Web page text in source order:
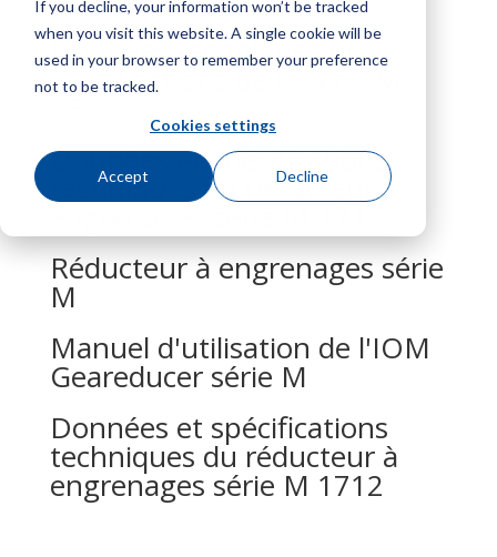
If you decline, your information won’t be tracked
when you visit this website. A single cookie will be
used in your browser to remember your preference
not to be tracked.
Cookies settings
Accept Decline
Données techniques et
spécifications de la série M
Données et spécifications
techniques du réducteur à
Réducteur à engrenages série
M
Manuel d'utilisation de l'IOM
Geareducer série M
Données et spécifications
techniques du réducteur à
engrenages série M 1712